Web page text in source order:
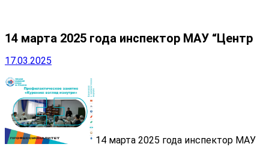
14 марта 2025 года инспектор МАУ “Центр
17.03.2025
14 марта 2025 года инспектор МАУ